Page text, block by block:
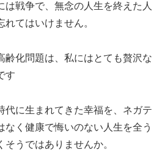
は戦争で、無念の人生を終えた人
てはいけません。
齢化問題は、私にはとても贅沢な
す
代に生まれてきた幸福を、ネガテ
なく健康で悔いのない人生を全う
うではありませんか。